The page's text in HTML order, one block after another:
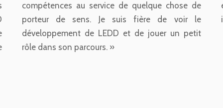
compétences au service de quelque chose de
porteur de sens. Je suis fière de voir le
développement de LEDD et de jouer un petit
rôle dans son parcours. »